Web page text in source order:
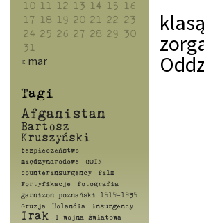
10 11 12 13 14 15
16
17
18 19 20 21 22 23
24 25 26 27 28 29 30
31
« mar
Tagi
Afganistan
Bartosz
Kruszyński
bezpieczeństwo
międzynarodowe
COIN
counterinsurgency
film
Fortyfikacje
fotografia
garnizon poznański 1919-1939
Gruzja
Holandia insurgency
Irak
I wojna światowa